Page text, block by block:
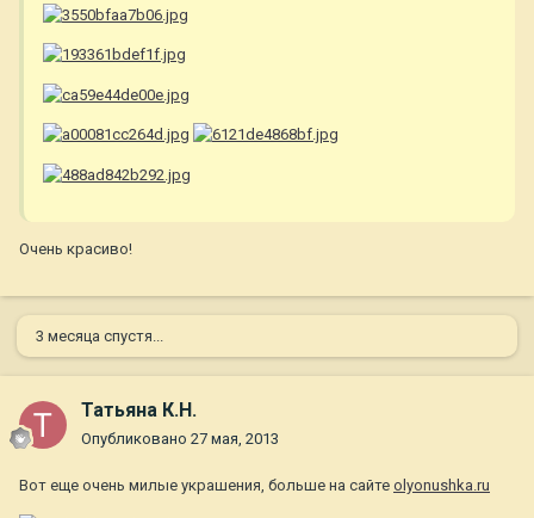
Очень красиво!
3 месяца спустя...
Татьяна К.Н.
Опубликовано 27 мая, 2013
Вот еще очень милые украшения, больше на сайте olyonushka.ru